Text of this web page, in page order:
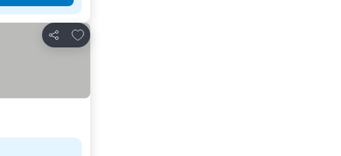
Partilhar
Adicionar aos favoritos